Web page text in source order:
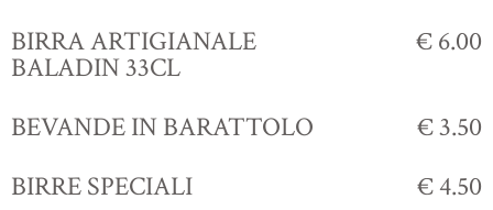
BIRRA ARTIGIANALE
BALADIN 33CL
€ 6.00
BEVANDE IN BARATTOLO
€ 3.50
BIRRE SPECIALI
€ 4.50